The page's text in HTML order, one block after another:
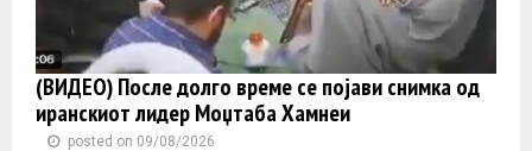
(ВИДЕО) После долго време се појави снимка од
иранскиот лидер Моџтаба Хамнеи
posted on 09/08/2026